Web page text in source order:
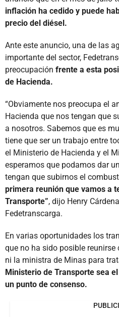
inflación ha cedido y puede
precio del diésel.
Ante este anuncio, una de las
importante del sector,
preocupación frente a esta
de Hacienda.
“Obviamente nos preocupa el
Hacienda que nos tengan que
a nosotros. Sabemos que es
tiene que ser un trabajo entre
el Ministerio de Hacienda y el
esperamos que podamos dar
tengan que subirnos el
primera reunión que vamos a
Transporte”, dijo Henry
Fedetranscarga.
En varias oportunidades los
que no ha sido posible
ni la ministra de Minas para
Ministerio de Transporte sea
un punto de consenso.